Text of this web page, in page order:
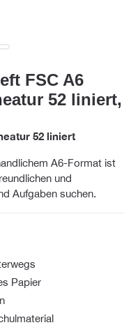
FSC A6
52 liniert,
52 liniert
A6-Format ist
und
Aufgaben suchen.
Papier